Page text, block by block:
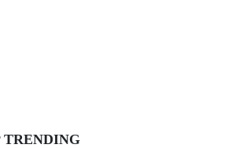
TRENDING